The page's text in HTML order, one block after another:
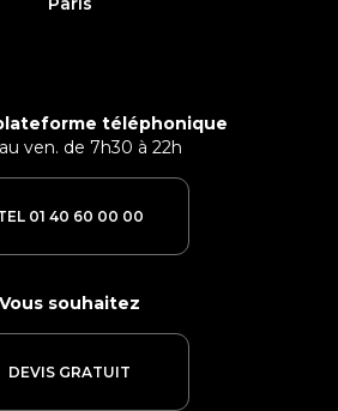
Vous souhaitez
DEVIS GRATUIT
téléphonique
ven. de 7h30 à 22h
01 40 60 00 00